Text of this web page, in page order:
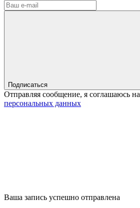
Подписаться
Отправляя сообщение, я соглашаюсь на
персональных данных
Ваша запись успешно отправлена